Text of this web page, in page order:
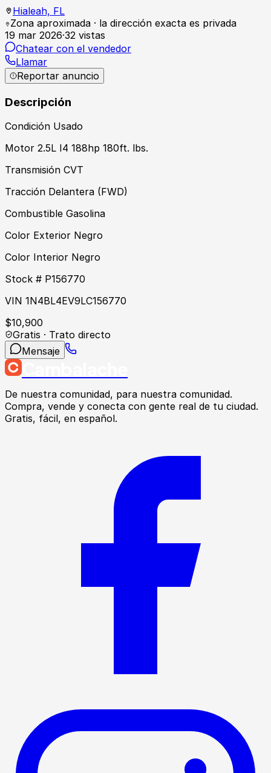
Hialeah, FL
Zona aproximada · la dirección exacta es privada
19 mar 2026·32 vistas
Chatear con el vendedor
Llamar
Reportar anuncio
Descripción
Condición Usado
Motor 2.5L I4 188hp 180ft. lbs.
Transmisión CVT
Tracción Delantera (FWD)
Combustible Gasolina
Color Exterior Negro
Color Interior Negro
Stock # P156770
VIN 1N4BL4EV9LC156770
$10,900
Gratis · Trato directo
Mensaje
De nuestra comunidad, para nuestra comunidad.
Compra, vende y conecta con gente real de tu ciudad.
Gratis, fácil, en español.